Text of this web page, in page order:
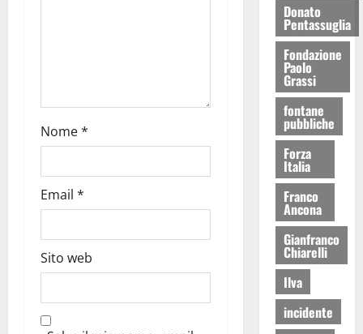
Nome*
Email *
Sito web
Donato
Pentassuglia
Fondazione
Paolo
Grassi
fontane
pubbliche
Forza
Italia
Franco
Ancona
Gianfranco
Chiarelli
Ilva
incidente